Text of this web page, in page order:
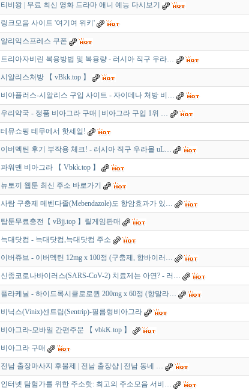
티비왕 | 무료 최신 영화 드라마 애니 예능 다시보기
링크모음 사이트 '여기여 위키'
알리익스프레스 쿠폰
트리아자비린 복용방법 및 복용량 - 러시아 직구 우라…
시알리스처방 【 vBkk.top 】
비아플러스-시알리스 구입 사이트 - 자이데나 처방 비…
우리약국 - 정품 비아그라 구매 | 비아그라 구입 1위 …
테뮤쇼핑 테무에서 핫세일!
이버멕틴 후기 부작용 체크! - 러시아 직구 우라몰 uL…
파워맨 비아그라 【 Vbkk.top 】
뉴토끼 웹툰 최신 주소 바로가기
사람 구충제 메벤다졸(Mebendazole)도 항암효과가 있…
탑툰무료충전【 vBjj.top 】릴게임판매
늑대닷컴 - 늑대닷컴,늑대닷컴 주소
이버쥬브 - 이버멕틴 12mg x 100정 (구충제, 항바이러…
신종코로나바이러스(SARS-CoV-2) 치료제는 아연? - 러…
플라케닐 - 하이드록시클로로퀸 200mg x 60정 (항말라…
비닉스(Vinix)센트립(Sentrip)-필름형비아그라
비아그라-모바일 간편주문 【 vbkK.top 】
비아그라 구매
전남 출장마사지 후불제 | 전남 출장샵 | 전남 동네 …
인터넷 탐험가를 위한 주소핫: 최고의 주소모음 서비…